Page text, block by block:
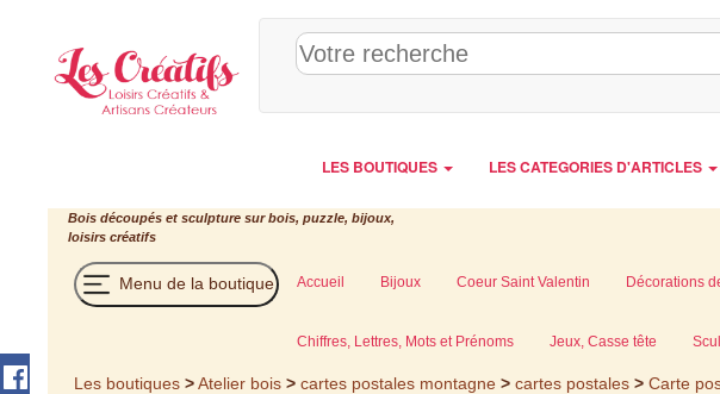
LES BOUTIQUES LES CATEGORIES D'ARTICLES
Bois découpés et sculpture sur bois, puzzle, bijoux,
loisirs créatifs
Menu de la boutique Accueil Bijoux Coeur Saint Valentin Décorations
Chiffres, Lettres, Mots et Prénoms Jeux, Casse tête
Les boutiques >Atelier bois > cartes postales montagne > cartes postales > Carte